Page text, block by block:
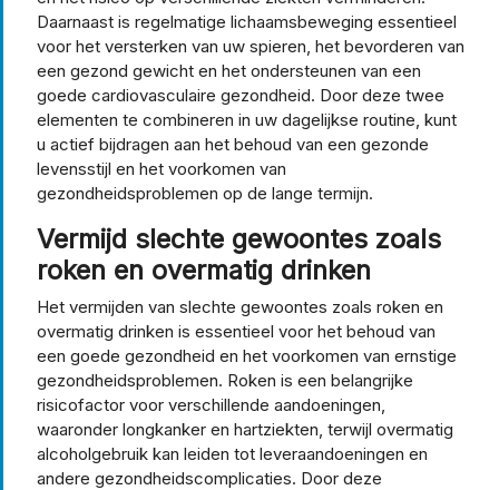
Daarnaast is regelmatige lichaamsbeweging essentieel
voor het versterken van uw spieren, het bevorderen van
een gezond gewicht en het ondersteunen van een
goede cardiovasculaire gezondheid. Door deze twee
elementen te combineren in uw dagelijkse routine, kunt
u actief bijdragen aan het behoud van een gezonde
levensstijl en het voorkomen van
gezondheidsproblemen op de lange termijn.
Vermijd slechte gewoontes zoals
roken en overmatig drinken
Het vermijden van slechte gewoontes zoals roken en
overmatig drinken is essentieel voor het behoud van
een goede gezondheid en het voorkomen van ernstige
gezondheidsproblemen. Roken is een belangrijke
risicofactor voor verschillende aandoeningen,
waaronder longkanker en hartziekten, terwijl overmatig
alcoholgebruik kan leiden tot leveraandoeningen en
andere gezondheidscomplicaties. Door deze